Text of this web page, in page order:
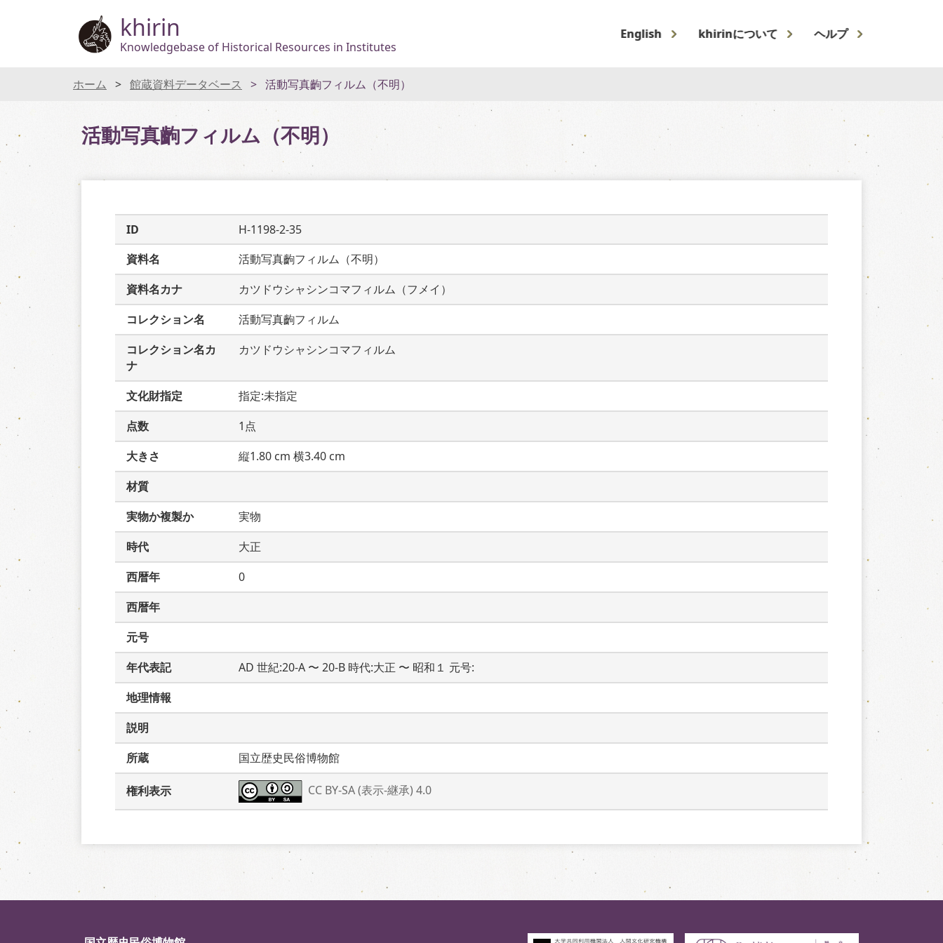
khirin
Knowledgebase of Historical Resources in Institutes
English khirinについて ヘルプ
ホーム 館蔵資料データベース 活動写真齣フィルム（不明）
活動写真齣フィルム（不明）
ID
H-1198-2-35
資料名
活動写真齣フィルム（不明）
資料名カナ
カツドウシャシンコマフィルム（フメイ）
コレクション名
活動写真齣フィルム
コレクション名カ
ナ
カツドウシャシンコマフィルム
文化財指定
指定:未指定
点数
1点
大きさ
縦1.80 cm 横3.40 cm
材質
実物か複製か
実物
時代
大正
西暦年
0
西暦年
元号
年代表記
AD 世紀:20-A 〜 20-B 時代:大正 〜 昭和１ 元号:
地理情報
説明
所蔵
国立歴史民俗博物館
権利表示 CC BY-SA (表示-継承) 4.0